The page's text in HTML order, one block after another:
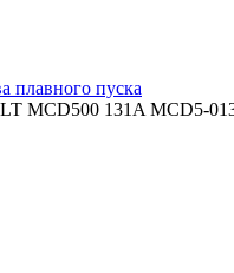
плавного пуска
MCD500 131A MCD5-